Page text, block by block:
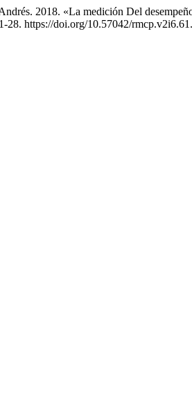
2018. «La medición Del
28. https://doi.org/10.57042/rmcp.v2i6.61.